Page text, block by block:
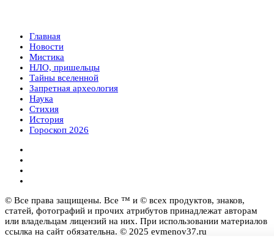
Главная
Новости
Мистика
НЛО, пришельцы
Тайны вселенной
Запретная археология
Наука
Стихия
История
Гороскоп 2026
© Все права защищены. Все ™ и © всех продуктов, знаков,
статей, фотографий и прочих атрибутов принадлежат авторам
или владельцам лицензий на них. При использовании материалов
ссылка на сайт обязательна. © 2025 evmenov37.ru